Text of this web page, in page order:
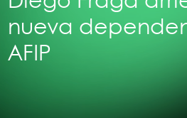
nueva
AFIP